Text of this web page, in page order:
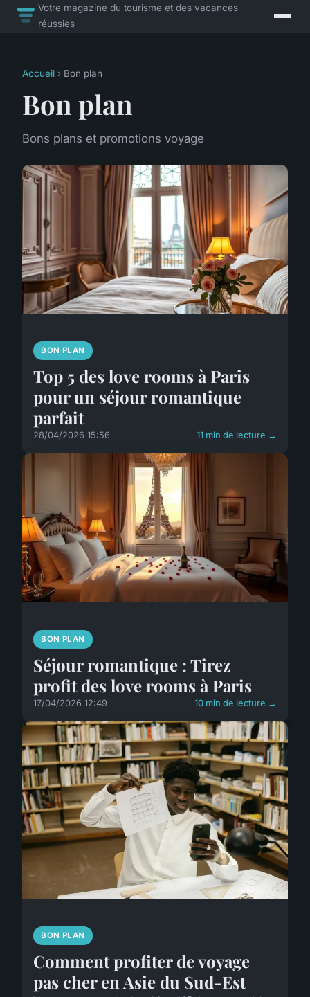
Votre magazine du tourisme et des vacances
réussies
Accueil › Bon plan
Bon plan
Bons plans et promotions voyage
BON PLAN
Top 5 des love rooms à Paris
pour un séjour romantique
parfait
28/04/2026 15:56 11 min de lecture →
BON PLAN
Séjour romantique : Tirez
profit des love rooms à Paris
17/04/2026 12:49 10 min de lecture →
BON PLAN
Comment profiter de voyage
pas cher en Asie du Sud-Est